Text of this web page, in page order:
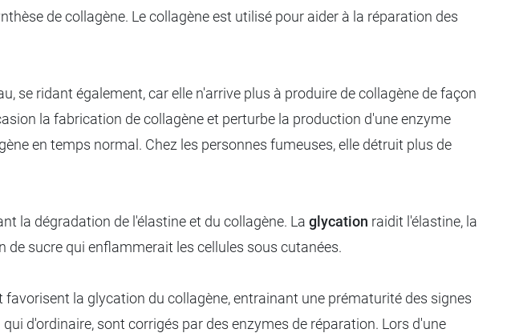
de collagène. Le collagène est utilisé pour aider à la réparation des
se ridant également, car elle n'arrive plus à produire de collagène de façon
la fabrication de collagène et perturbe la production d'une enzyme
en temps normal. Chez les personnes fumeuses, elle détruit plus de
la dégradation de l'élastine et du collagène. La glycation raidit l'élastine, la
sucre qui enflammerait les cellules sous cutanées.
la glycation du collagène, entrainant une prématurité des signes
d'ordinaire, sont corrigés par des enzymes de réparation. Lors d'une